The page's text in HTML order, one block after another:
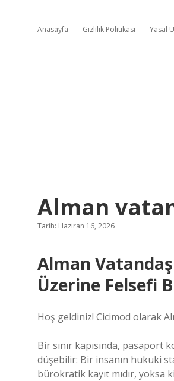
Anasayfa Gizlilik Politikası Yasal
Alman
Tarih: Haziran 16, 2026
Alman
Üzerine Felsefi
Hoş geldiniz! Cicimod olarak
Bir sınır kapısında,
düşebilir: Bir insanın hukuki
bürokratik kayıt mıdır, yoksa